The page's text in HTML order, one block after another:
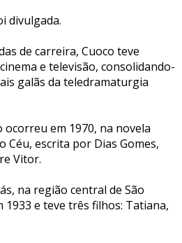
divulgada.
de carreira, Cuoco teve
e televisão, consolidando-
galãs da teledramaturgia
ocorreu em 1970, na novela
Céu, escrita por Dias Gomes,
Vitor.
na região central de São
1933 e teve três filhos: Tatiana,